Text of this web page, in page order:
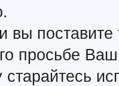
вы поставите
просьбе